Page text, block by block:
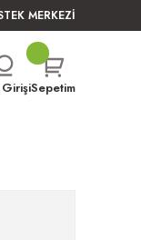
MERKEZİ
GirişiSepetim